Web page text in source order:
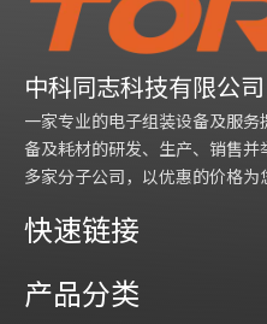
中科同志科技有限公司
一家专业的电子组装设备及服
备及耗材的研发、生产、销售
多家分子公司，以优惠的价格为
快速链接
产品分类